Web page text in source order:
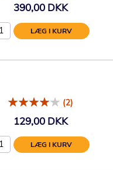
390,00 DKK
LÆG I KURV
(2)
129,00 DKK
LÆG I KURV